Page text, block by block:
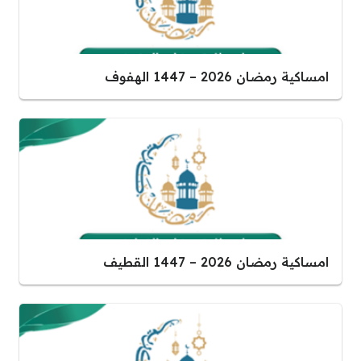
امساكية رمضان 2026 – 1447 الهفوف
امساكية رمضان 2026 – 1447 القطيف